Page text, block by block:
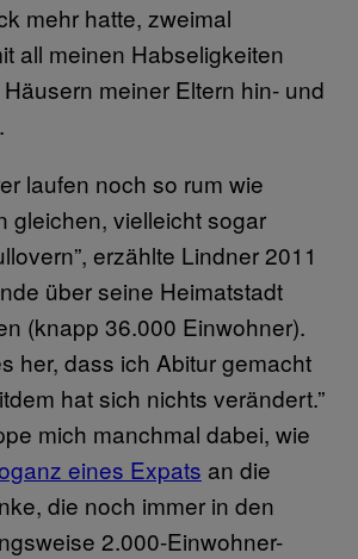
mehr hatte, zweimal
all meinen Habseligkeiten
meiner Eltern hin- und
laufen noch so rum wie
gleichen, vielleicht sogar
erzählte Lindner 2011
über seine Heimatstadt
(knapp 36.000 Einwohner).
her, dass ich Abitur gemacht
hat sich nichts verändert.”
mich manchmal dabei, wie
eines Expats an die
die noch immer in den
2.000-Einwohner-